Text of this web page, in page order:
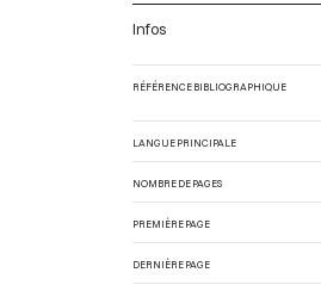
Infos
RÉFÉRENCE BIBLIOGRAPHIQUE
LANGUE PRINCIPALE
NOMBRE DE PAGES
PREMIÈRE PAGE
DERNIÈRE PAGE